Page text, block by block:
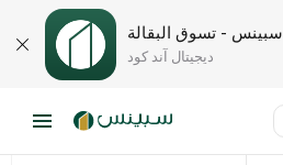
سبينس - تسوق البقالة
ديجيتال آند كود